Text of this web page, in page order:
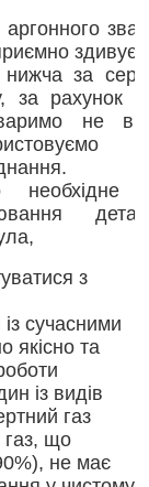
здивує
нижча за
за рахунок
не
необхідне
з
сучасними
якісно та
із видів
газ
газ, що
не має